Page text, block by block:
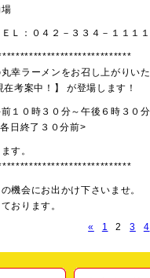
Ｌ：０４２－３３４－１１１１
幸ラーメンをお召し上がりいた
考案中！】 が登場します！
１０時３０分～午後６時３０分
日終了３０分前>
す。
機会にお出かけ下さいませ。
おります。
知らせ】
« 1 2 3 4